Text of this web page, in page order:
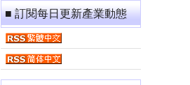
■ 訂閱每日更新產業動態